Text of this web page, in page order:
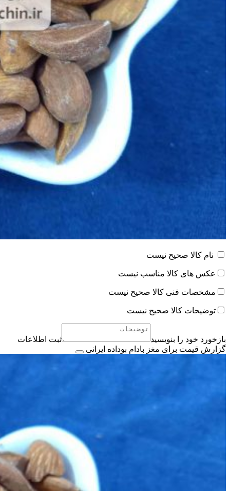
نام کالا صحیح نیست
عکس های کالا مناسب نیست
مشخصات فنی کالا صحیح نیست
توضیحات کالا صحیح نیست
بازخورد خود را بنویسید
ثبت اطلاعات
گزارش قیمت برای مغز بادام بوداده ایرانی